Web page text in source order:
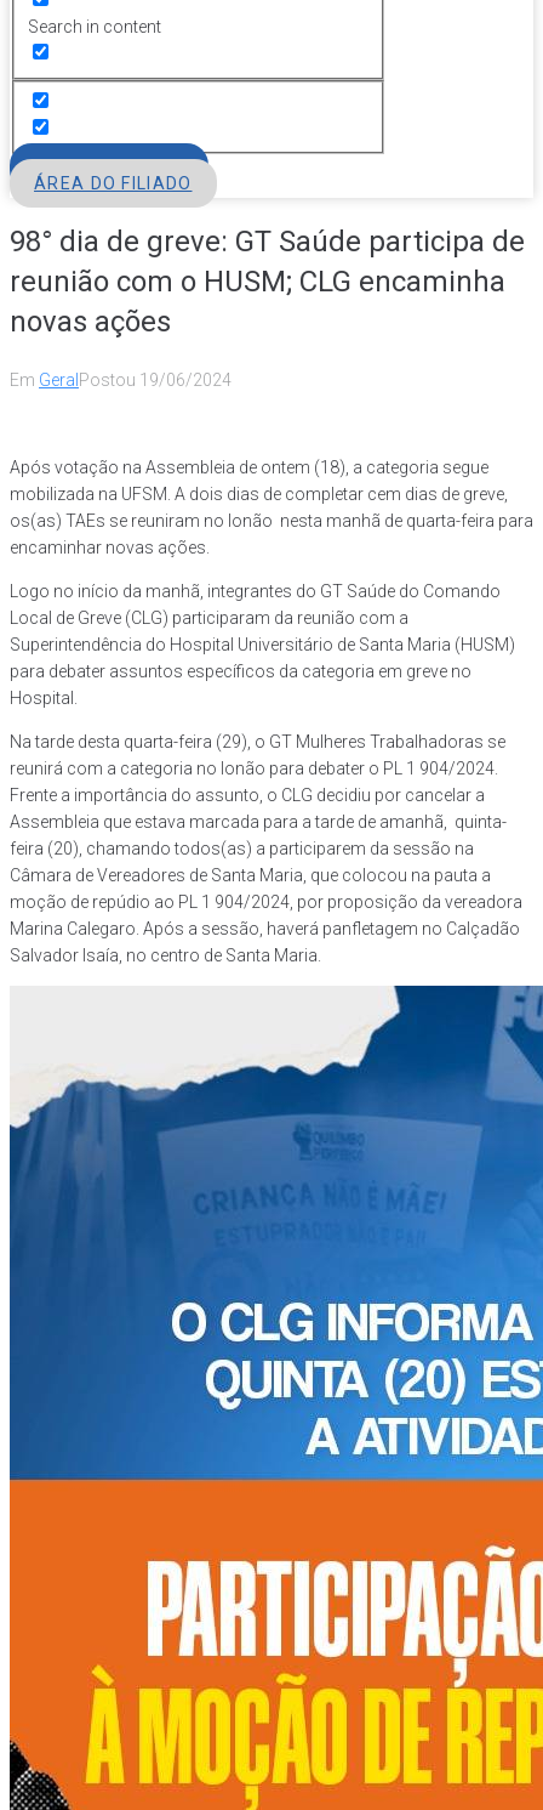
Search in content
ÁREA DO FILIADO
98° dia de greve: GT Saúde participa de
reunião com o HUSM; CLG encaminha
novas ações
Em Geral Postou 19/06/2024
Após votação na Assembleia de ontem (18), a categoria segue
mobilizada na UFSM. A dois dias de completar cem dias de greve,
os(as) TAEs se reuniram no lonão nesta manhã de quarta-feira para
encaminhar novas ações.
Logo no início da manhã, integrantes do GT Saúde do Comando
Local de Greve (CLG) participaram da reunião com a
Superintendência do Hospital Universitário de Santa Maria (HUSM)
para debater assuntos específicos da categoria em greve no
Hospital.
Na tarde desta quarta-feira (29), o GT Mulheres Trabalhadoras se
reunirá com a categoria no lonão para debater o PL 1 904/2024.
Frente a importância do assunto, o CLG decidiu por cancelar a
Assembleia que estava marcada para a tarde de amanhã, quinta-
feira (20), chamando todos(as) a participarem da sessão na
Câmara de Vereadores de Santa Maria, que colocou na pauta a
moção de repúdio ao PL 1 904/2024, por proposição da vereadora
Marina Calegaro. Após a sessão, haverá panfletagem no Calçadão
Salvador Isaía, no centro de Santa Maria.